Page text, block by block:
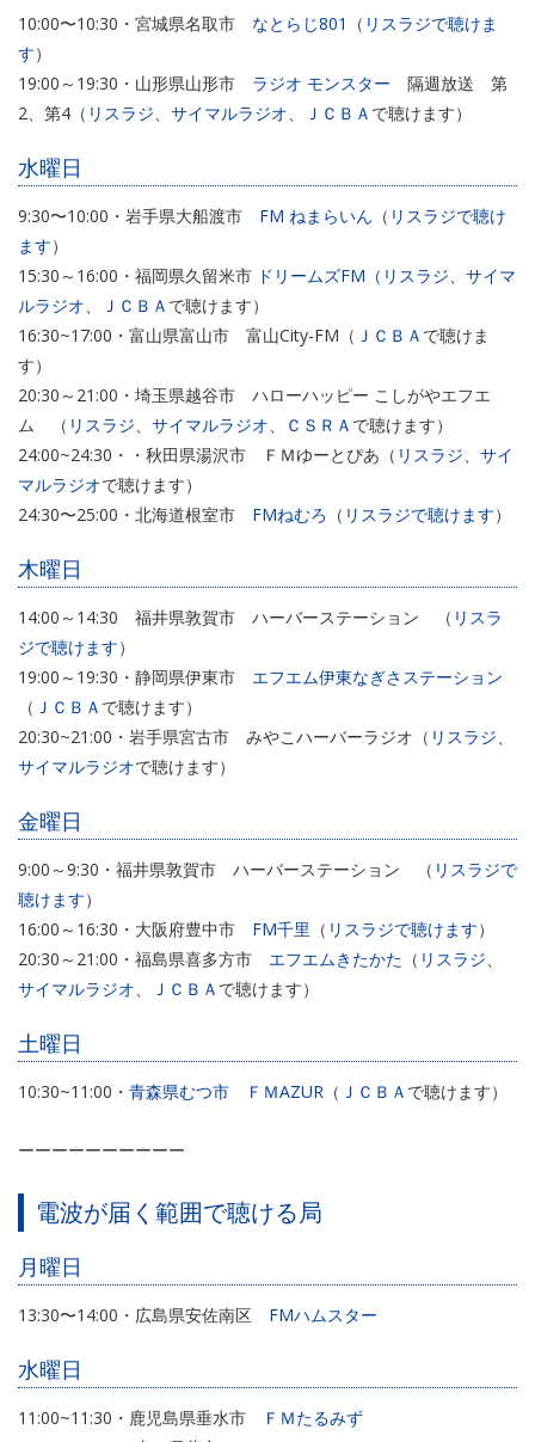
10:00〜10:30・宮城県名取市 なとらじ801 （ リスラジで聴けま
す）
19:00～19:30・山形県山形市 ラジオ モンスター 隔週放送 第
2、第4（ リスラジ、 サイマルラジオ、 ＪＣＢＡ で聴けます）
水曜日
9:30〜10:00・岩手県大船渡市 FM ねまらいん （ リスラジで聴け
ます）
15:30～16:00・福岡県久留米市 ドリームズFM （ リスラジ、 サイマ
ルラジオ、 ＪＣＢＡ で聴けます）
16:30~17:00・富山県富山市 富山City-FM（ ＪＣＢＡ で聴けま
す）
20:30～21:00・埼玉県越谷市 ハローハッピー こしがやエフエ
ム （ リスラジ、 サイマルラジオ、 ＣＳＲＡ で聴けます）
24:00~24:30・・秋田県湯沢市 ＦＭゆーとぴあ（ リスラジ、 サイ
マルラジオで聴けます）
24:30〜25:00・北海道根室市 FMねむろ （ リスラジで聴けます）
木曜日
14:00～14:30 福井県敦賀市 ハーバーステーション （ リスラ
ジで聴けます）
19:00～19:30・静岡県伊東市 エフエム伊東なぎさステーション
（ ＪＣＢＡ で聴けます）
20:30~21:00・岩手県宮古市 みやこハーバーラジオ（ リスラジ、
サイマルラジオで聴けます）
金曜日
9:00～9:30・福井県敦賀市 ハーバーステーション （ リスラジで
聴けます）
16:00～16:30・大阪府豊中市 FM千里 （ リスラジで聴けます）
20:30～21:00・福島県喜多方市 エフエムきたかた （ リスラジ、
サイマルラジオ、 ＪＣＢＡ で聴けます）
土曜日
10:30~11:00・ 青森県むつ市 ＦＭAZUR （ ＪＣＢＡ で聴けます）
ーーーーーーーーーー
電波が届く範囲で聴ける局
月曜日
13:30〜14:00・広島県安佐南区 FMハムスター
水曜日
11:00~11:30・鹿児島県垂水市
ＦＭたるみず